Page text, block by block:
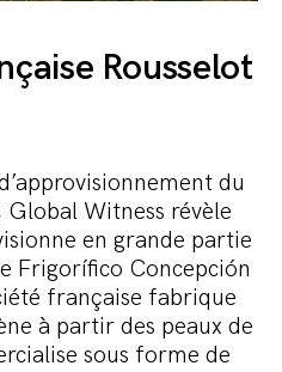
Rousselot
du
Global Witness révèle
en grande partie
Frigorífico Concepción
française fabrique
à partir des peaux de
sous forme de